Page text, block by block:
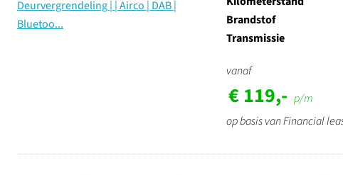
Brandstof
Transmissie
vanaf
€ 119,- p/m
op basis van Financial